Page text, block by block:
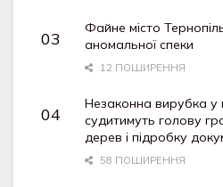
Файне місто
аномальної спеки
12 ПОШИРЕННЯ
Незаконна вирубка у
судитимуть голову
дерев і підробку
58 ПОШИРЕННЯ